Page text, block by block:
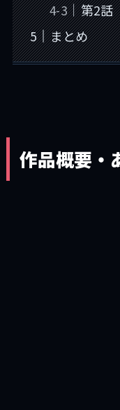
第2話
まとめ
作品概要・